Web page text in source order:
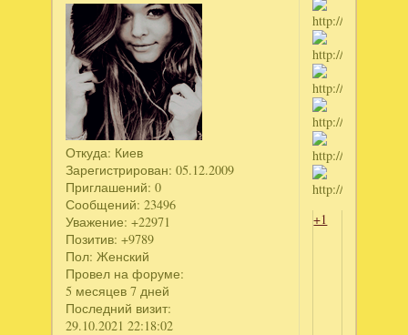
Откуда: Киев
Зарегистрирован: 05.12.2009
Приглашений: 0
Сообщений: 23496
Уважение: +22971
Позитив: +9789
Пол: Женский
Провел на форуме:
5 месяцев 7 дней
Последний визит:
29.10.2021 22:18:02
+1